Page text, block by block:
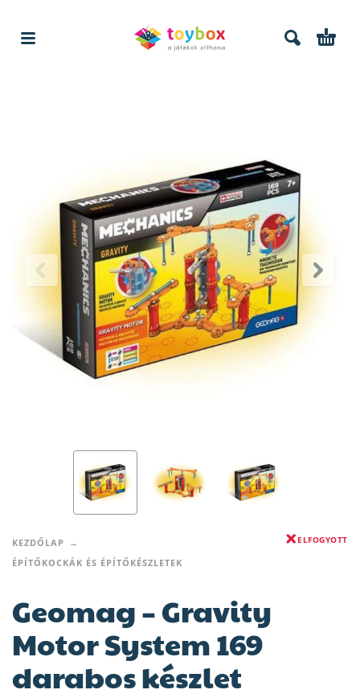
KEZDŐLAP
ÉPÍTŐKOCKÁK ÉS ÉPÍTŐKÉSZLETEK
ELFOGYOTT
Geomag – Gravity
Motor System 169
darabos készlet